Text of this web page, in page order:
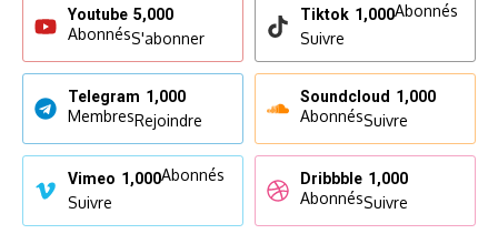
Youtube 5,000
AbonnésS'abonner
Tiktok 1,000Abonnés
Suivre
Telegram 1,000
MembresRejoindre
Soundcloud 1,000
AbonnésSuivre
Vimeo 1,000Abonnés
Suivre
Dribbble 1,000
AbonnésSuivre